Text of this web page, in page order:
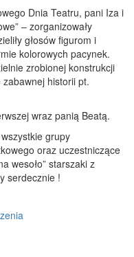
Dnia Teatru, pani Iza i
– zorganizowały
głosów figurom i
kolorowych pacynek.
zrobionej konstrukcji
historii pt.
wraz panią Beatą.
grupy
oraz uczestniczące
wesoło” starszaki z
serdecznie !